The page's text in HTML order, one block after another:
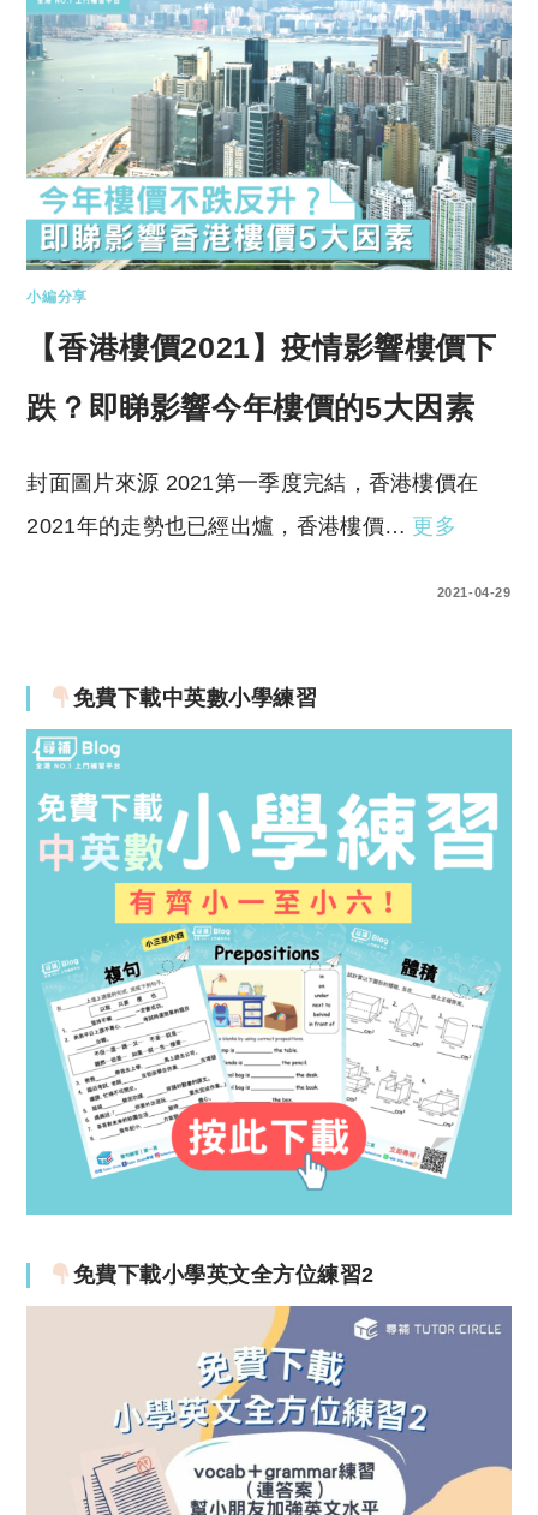
小編分享
【香港樓價2021】疫情影響樓價下
跌？即睇影響今年樓價的5大因素
封面圖片來源 2021第一季度完結，香港樓價在
2021年的走勢也已經出爐，香港樓價… 更多
2021-04-29
免費下載中英數小學練習
免費下載小學英文全方位練習2